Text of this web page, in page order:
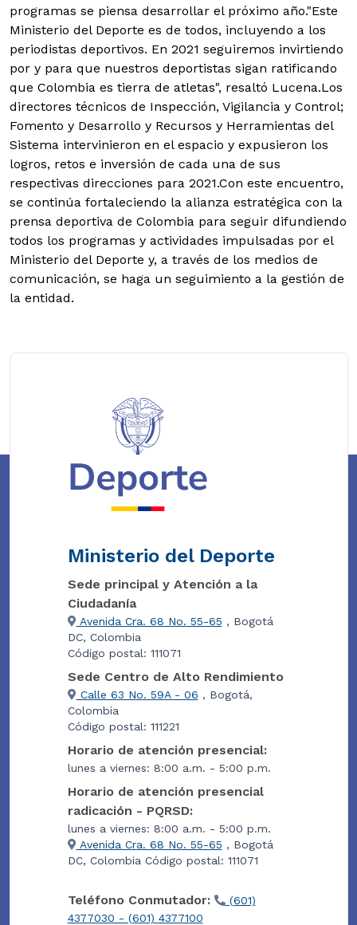
programas se piensa desarrollar el próximo año."Este
Ministerio del Deporte es de todos, incluyendo a los
periodistas deportivos. En 2021 seguiremos invirtiendo
por y para que nuestros deportistas sigan ratificando
que Colombia es tierra de atletas", resaltó Lucena.Los
directores técnicos de Inspección, Vigilancia y Control;
Fomento y Desarrollo y Recursos y Herramientas del
Sistema intervinieron en el espacio y expusieron los
logros, retos e inversión de cada una de sus
respectivas direcciones para 2021.Con este encuentro,
se continúa fortaleciendo la alianza estratégica con la
prensa deportiva de Colombia para seguir difundiendo
todos los programas y actividades impulsadas por el
Ministerio del Deporte y, a través de los medios de
comunicación, se haga un seguimiento a la gestión de
la entidad.
Ministerio del Deporte
Sede principal y Atención a la
Ciudadanía
Avenida Cra. 68 No. 55-65 , Bogotá
DC, Colombia
Código postal: 111071
Sede Centro de Alto Rendimiento
Calle 63 No. 59A - 06 , Bogotá,
Colombia
Código postal: 111221
Horario de atención presencial:
lunes a viernes: 8:00 a.m. - 5:00 p.m.
Horario de atención presencial
radicación - PQRSD:
lunes a viernes: 8:00 a.m. - 5:00 p.m.
Avenida Cra. 68 No. 55-65 , Bogotá
DC, Colombia Código postal: 111071
Teléfono Conmutador:
(601)
4377030 - (601) 4377100